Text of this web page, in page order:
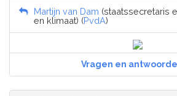
Martijn van Dam (staatssecretaris
en klimaat) (PvdA)
Vragen en